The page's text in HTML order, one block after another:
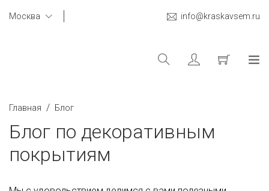
Москва info@kraskavsem.ru
Главная / Блог
Блог по декоративным
покрытиям